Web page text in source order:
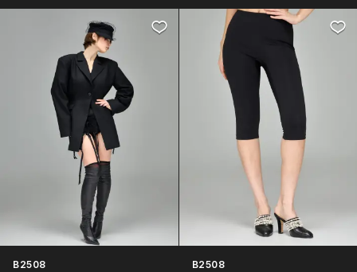
B2508 B2508